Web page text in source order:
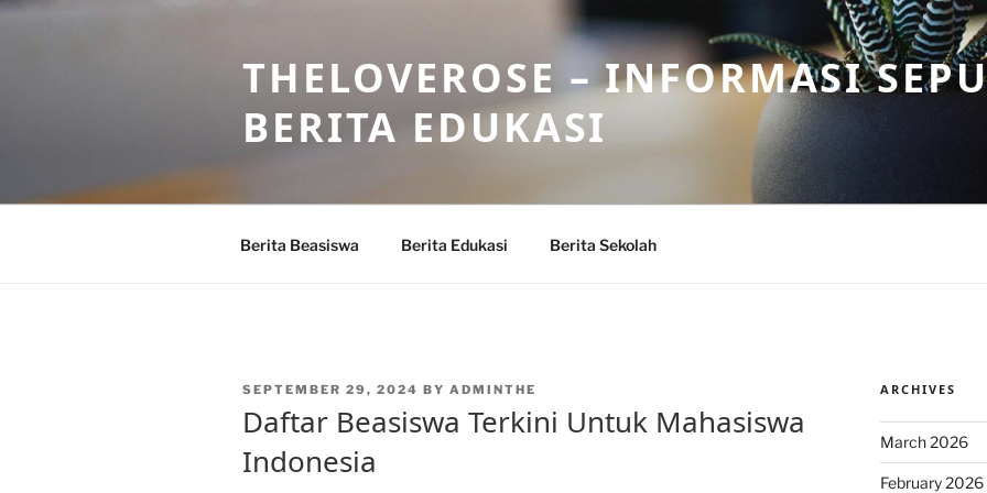
Skip
THELOVEROSE – INFORMASI
BERITA EDUKASI
Berita Beasiswa Berita Edukasi Berita Sekolah
POSTED
SEPTEMBER 29, 2024 BY ADMINTHE
Daftar Beasiswa Terkini Untuk Mahasiswa
Indonesia
ARCHIVES
March 2026
February 2026